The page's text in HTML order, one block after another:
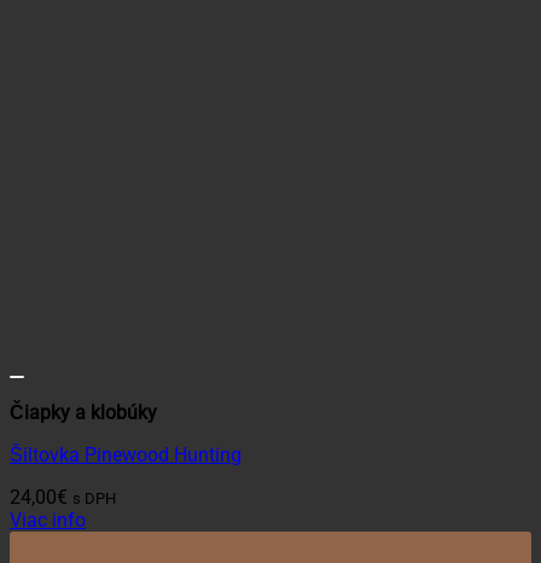
Čiapky a klobúky
Šiltovka Pinewood Hunting
24,00€ s DPH
Viac info